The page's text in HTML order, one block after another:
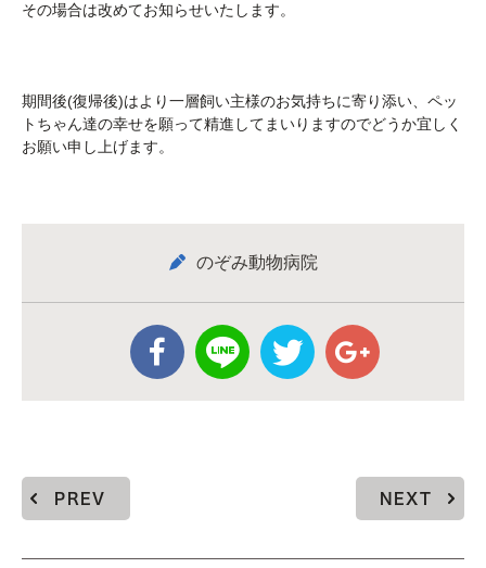
その場合は改めてお知らせいたします。
期間後(復帰後)はより一層飼い主様のお気持ちに寄り添い、ペッ
トちゃん達の幸せを願って精進してまいりますのでどうか宜しく
お願い申し上げます。
のぞみ動物病院
PREV NEXT